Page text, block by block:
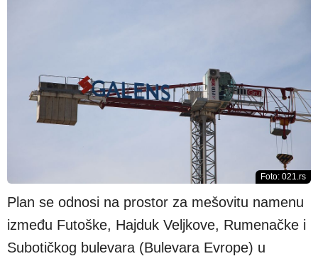
Foto: 021.rs
Plan se odnosi na prostor za mešovitu namenu
između Futoške, Hajduk Veljkove, Rumenačke i
Subotičkog bulevara (Bulevara Evrope) u